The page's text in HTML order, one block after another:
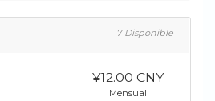
7 Disponible
¥12.00 CNY
Mensual